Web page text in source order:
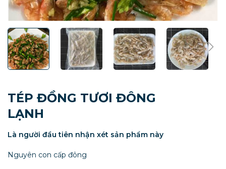
TÉP ĐỒNG TƯƠI ĐÔNG
LẠNH
Là người đầu tiên nhận xét sản phẩm này
Nguyên con cấp đông
phần
đầu
của
viện
ảnh